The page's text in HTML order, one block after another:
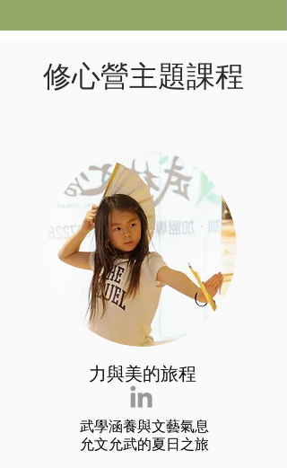
​修心營主題課程
​力與美的旅程
武學涵養與文藝氣息
允文允武的夏日之旅